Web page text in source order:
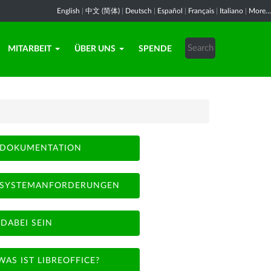
English 中文 (简体) Deutsch Español Français Italiano More...
MITARBEIT ÜBER UNS SPENDE
DOKUMENTATION
SYSTEMANFORDERUNGEN
DABEI SEIN
IST LIBREOFFICE?